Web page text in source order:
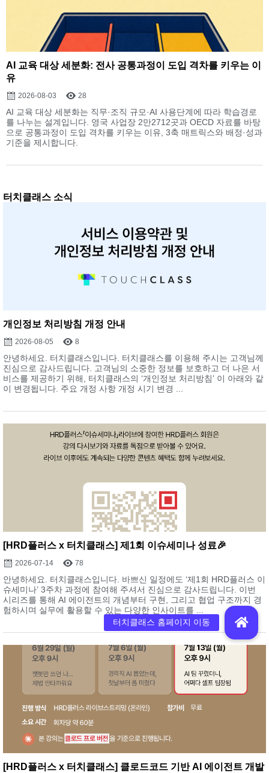
AI 교육 대상 세분화: 전사 공통과정이 도입 격차를 키우는 이
유
2026-08-03 28
AI 교육 대상 세분화는 직무·조직 규모·AI 사용단계에 따라 학습경로
를 나누는 설계입니다. 영국 사업장 2만2712곳과 OECD 자료를 바탕
으로 공통과정이 도입 격차를 키우는 이유, 3축 매트릭스와 배정·성과
기준을 제시합니다.
터치클래스 소식
개인정보 처리방침 개정 안내
2026-08-05 8
안녕하세요. 터치클래스입니다. 터치클래스를 이용해 주시는 고객님께
진심으로 감사드립니다. 고객님의 소중한 정보를 보호하고 더 나은 서
비스를 제공하기 위해, 터치클래스의 ‘개인정보 처리방침’ 이 아래와 같
이 변경됩니다. 주요 개정 사항 개정 시기 변경 ...
[HRD플러스 x 터치클래스] 제1회 이슈세미나 성료🎉
2026-07-14 78
안녕하세요. 터치클래스입니다. 바쁘신 일정에도 ‘제1회 HRD플러스 이
슈세미나’ 3주차 과정에 참여해 주셔서 진심으로 감사드립니다. 이번
시리즈를 통해 AI 에이전트의 개념부터 구현, 그리고 협업 구조까지 경
험하시며 실무에 활용할 수 있는 다양한 인사이트를 ...
[HRD플러스 x 터치클래스] 클로드코드 기반 AI 에이전트 개발